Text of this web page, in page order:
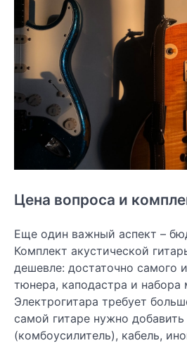
Цена вопроса и
Еще один важный аспект –
Комплект акустической
дешевле: достаточно самого
тюнера, каподастра и набора
Электрогитара требует
самой гитаре нужно добавить
(комбоусилитель), кабель,